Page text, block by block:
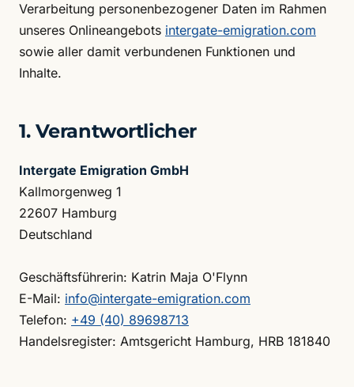
Verarbeitung personenbezogener Daten im Rahmen
unseres Onlineangebots intergate-emigration.com
sowie aller damit verbundenen Funktionen und
Inhalte.
1. Verantwortlicher
Intergate Emigration GmbH
Kallmorgenweg 1
22607 Hamburg
Deutschland
Geschäftsführerin: Katrin Maja O'Flynn
E-Mail: info@intergate-emigration.com
Telefon: +49 (40) 89698713
Handelsregister: Amtsgericht Hamburg, HRB 181840